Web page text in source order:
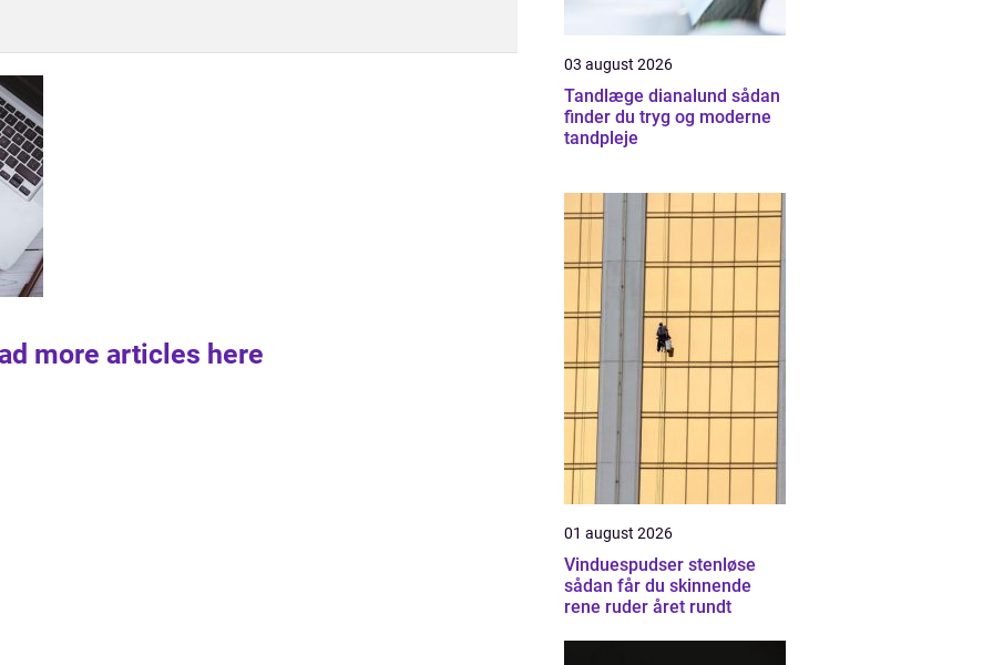
more articles here
03 august 2026
Tandlæge dianalund sådan
finder du tryg og moderne
tandpleje
01 august 2026
Vinduespudser stenløse
sådan får du skinnende
rene ruder året rundt